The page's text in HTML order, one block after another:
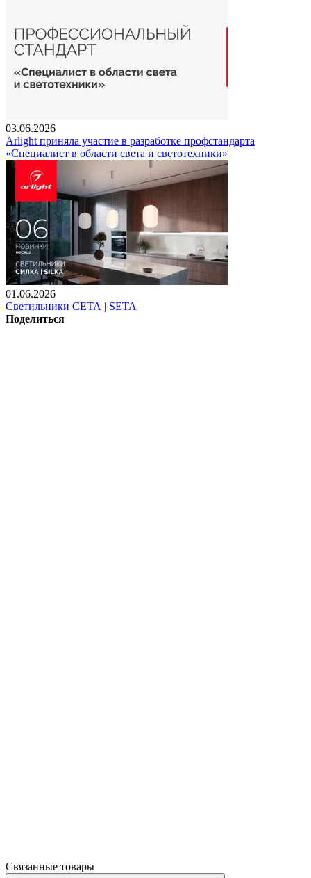
03.06.2026
Arlight приняла участие в разработке профстандарта
«Специалист в области света и светотехники»
01.06.2026
Светильники СЕТА | SETA
Поделиться
Связанные товары